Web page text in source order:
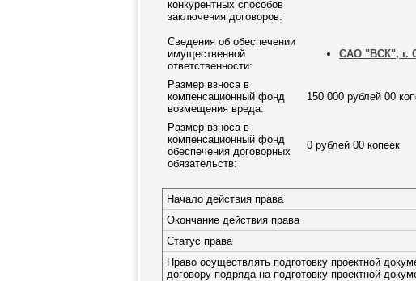
конкурентных способов
заключения договоров:
Сведения об обеспечении
имущественной
ответственности:
САО "ВСК", г.
Размер взноса в
компенсационный фонд
возмещения вреда:
150 000 рублей 00
Размер взноса в
компенсационный фонд
обеспечения договорных
обязательств:
0 рублей 00 копеек
Начало действия права
Окончание действия права
Статус права
Право осуществлять подготовку проектной
договору подряда на подготовку проектной